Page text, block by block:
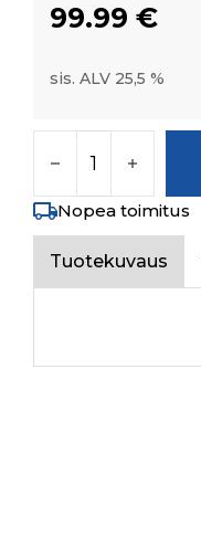
99.99 €
sis. ALV 25,5 %
Nopea toimitus
Tuotekuvaus